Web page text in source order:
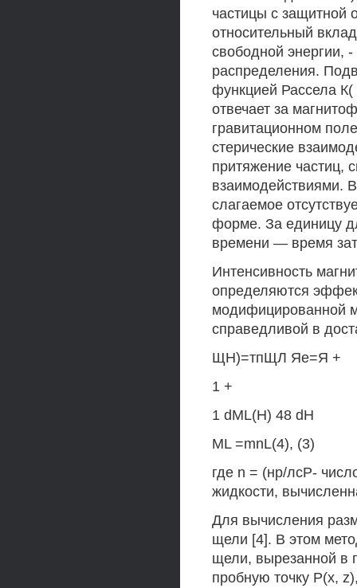
частицы с защитной
относительный
свободной энергии,
распределения.
функцией Рассела
отвечает за
гравитационном
стерические
притяжение частиц,
взаимодействиями.
слагаемое
форме. За единицу
времени — время
Интенсивность
определяются
модифицированной
справедливой в
ЩН)=тпЩЛ Яе=Я +
1 +
1 dML(H) 48 dH
ML =mnL(4), (3)
где n = (нр/лсР-
жидкости,
Для вычисления
щели [4]. В этом
щели, вырезанной в
пробную точку Р(х,